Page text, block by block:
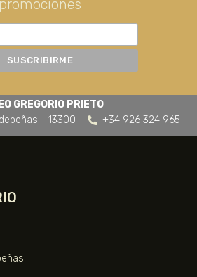
promociones
GREGORIO PRIETO
- 13300
+34 926 324 965